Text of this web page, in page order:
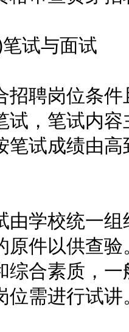
试与面试
岗位条件
试，笔试内
笔试成绩由
校统一组
原件以供查
综合素质，
位需进行试讲